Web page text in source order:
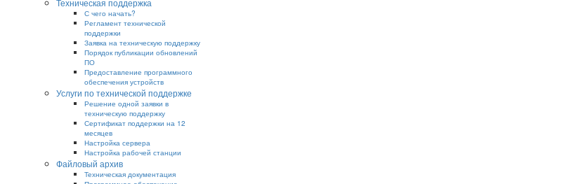
Техническая поддержка
С чего начать?
Регламент технической
поддержки
Заявка на техническую поддержку
Порядок публикации обновлений
ПО
Предоставление программного
обеспечения устройств
Услуги по технической поддержке
Решение одной заявки в
техническую поддержку
Сертификат поддержки на 12
месяцев
Настройка сервера
Настройка рабочей станции
Файловый архив
Техническая документация